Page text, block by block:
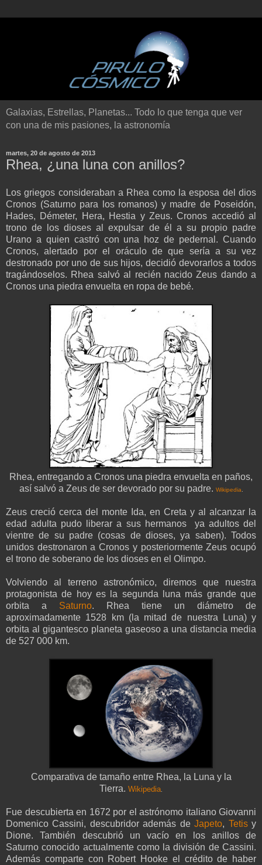
Galaxias, Estrellas, Planetas... Todo lo que tenga que ver
con una de mis pasiones, la astronomía
martes, 20 de agosto de 2013
Rhea, ¿una luna con anillos?
Los griegos consideraban a Rhea como la esposa del dios
Cronos (Saturno para los romanos) y madre de Poseidón,
Hades, Démeter, Hera, Hestia y Zeus. Cronos accedió al
trono de los dioses al expulsar de él a su propio padre
Urano a quien castró con una hoz de pedernal. Cuando
Cronos, alertado por el oráculo de que sería a su vez
destronado por uno de sus hijos, decidió devorarlos a todos
tragándoselos. Rhea salvó al recién nacido Zeus dando a
Cronos una piedra envuelta en ropa de bebé.
Rhea, entregando a Cronos una piedra envuelta en paños,
así salvó a Zeus de ser devorado por su padre. Wikipedia
Zeus creció cerca del monte Ida, en Creta y al alcanzar la
edad adulta pudo liberar a sus hermanos ya adultos del
vientre de su padre (cosas de dioses, ya saben). Todos
unidos destronaron a Cronos y posteriormente Zeus ocupó
el trono de soberano de los dioses en el Olimpo.
Volviendo al terreno astronómico, diremos que nuestra
protagonista de hoy es la segunda luna más grande que
orbita a Saturno. Rhea tiene un diámetro de
aproximadamente 1528 km (la mitad de nuestra Luna) y
orbita al gigantesco planeta gaseoso a una distancia media
de 527 000 km.
Comparativa de tamaño entre Rhea, la Luna y la
Tierra. Wikipedia
Fue descubierta en 1672 por el astrónomo italiano Giovanni
Domenico Cassini, descubridor además deJapeto, Tetisy
Dione. También descubrió un vacío en los anillos de
Saturno conocido actualmente como la división de Cassini.
Además comparte con Robert Hooke el crédito de haber